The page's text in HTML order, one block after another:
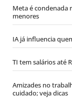
Meta é condenada
menores
IA já influencia
TI tem salários até
Amizades no
cuidado; veja dicas